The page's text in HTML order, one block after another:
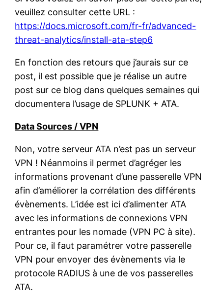
veuillez consulter cette URL :
https://docs.microsoft.com/fr-fr/advanced-
threat-analytics/install-ata-step6
En fonction des retours que j’aurais sur ce
post, il est possible que je réalise un autre
post sur ce blog dans quelques semaines qui
documentera l’usage de SPLUNK + ATA.
Data Sources / VPN
Non, votre serveur ATA n’est pas un serveur
VPN ! Néanmoins il permet d’agréger les
informations provenant d’une passerelle VPN
afin d’améliorer la corrélation des différents
évènements. L’idée est ici d’alimenter ATA
avec les informations de connexions VPN
entrantes pour les nomade (VPN PC à site).
Pour ce, il faut paramétrer votre passerelle
VPN pour envoyer des évènements via le
protocole RADIUS à une de vos passerelles
ATA.